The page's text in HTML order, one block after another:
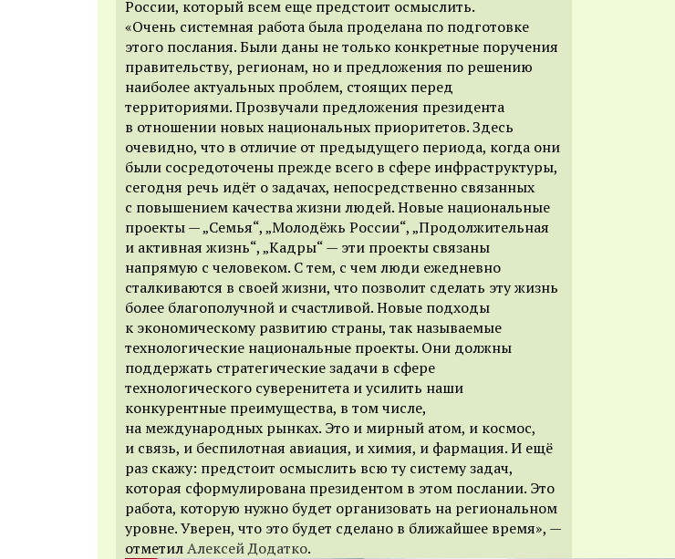
России, который всем еще предстоит осмыслить.
«Очень системная работа была проделана по подготовке
этого послания. Были даны не только конкретные поручения
правительству, регионам, но и предложения по решению
наиболее актуальных проблем, стоящих перед
территориями. Прозвучали предложения президента
в отношении новых национальных приоритетов. Здесь
очевидно, что в отличие от предыдущего периода, когда они
были сосредоточены прежде всего в сфере инфраструктуры,
сегодня речь идёт о задачах, непосредственно связанных
с повышением качества жизни людей. Новые национальные
проекты — „Семья“, „Молодёжь России“, „Продолжительная
и активная жизнь“, „Кадры“ — эти проекты связаны
напрямую с человеком. С тем, с чем люди ежедневно
сталкиваются в своей жизни, что позволит сделать эту жизнь
более благополучной и счастливой. Новые подходы
к экономическому развитию страны, так называемые
технологические национальные проекты. Они должны
поддержать стратегические задачи в сфере
технологического суверенитета и усилить наши
конкурентные преимущества, в том числе,
на международных рынках. Это и мирный атом, и космос,
и связь, и беспилотная авиация, и химия, и фармация. И ещё
раз скажу: предстоит осмыслить всю ту систему задач,
которая сформулирована президентом в этом послании. Это
работа, которую нужно будет организовать на региональном
уровне. Уверен, что это будет сделано в ближайшее время», —
отметилАлексей Додатко.